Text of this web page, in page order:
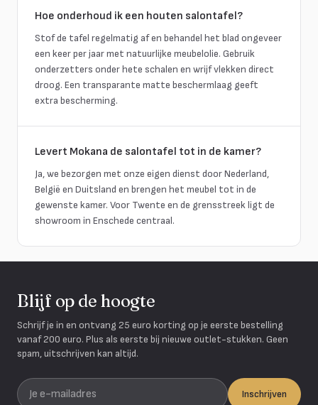
Hoe onderhoud ik een houten salontafel?
Stof de tafel regelmatig af en behandel het blad ongeveer
een keer per jaar met natuurlijke meubelolie. Gebruik
onderzetters onder hete schalen en wrijf vlekken direct
droog. Een transparante matte beschermlaag geeft
extra bescherming.
Levert Mokana de salontafel tot in de kamer?
Ja, we bezorgen met onze eigen dienst door Nederland,
België en Duitsland en brengen het meubel tot in de
gewenste kamer. Voor Twente en de grensstreek ligt de
showroom in Enschede centraal.
Blijf op de hoogte
Schrijf je in en ontvang 25 euro korting op je eerste bestelling
vanaf 200 euro. Plus als eerste bij nieuwe outlet-stukken. Geen
spam, uitschrijven kan altijd.
Je e-mailadres
Inschrijven